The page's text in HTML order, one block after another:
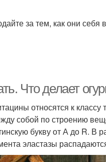
за тем, как они себя
Что делает
относятся к
собой по строению
букву от А до R. В
эластазы